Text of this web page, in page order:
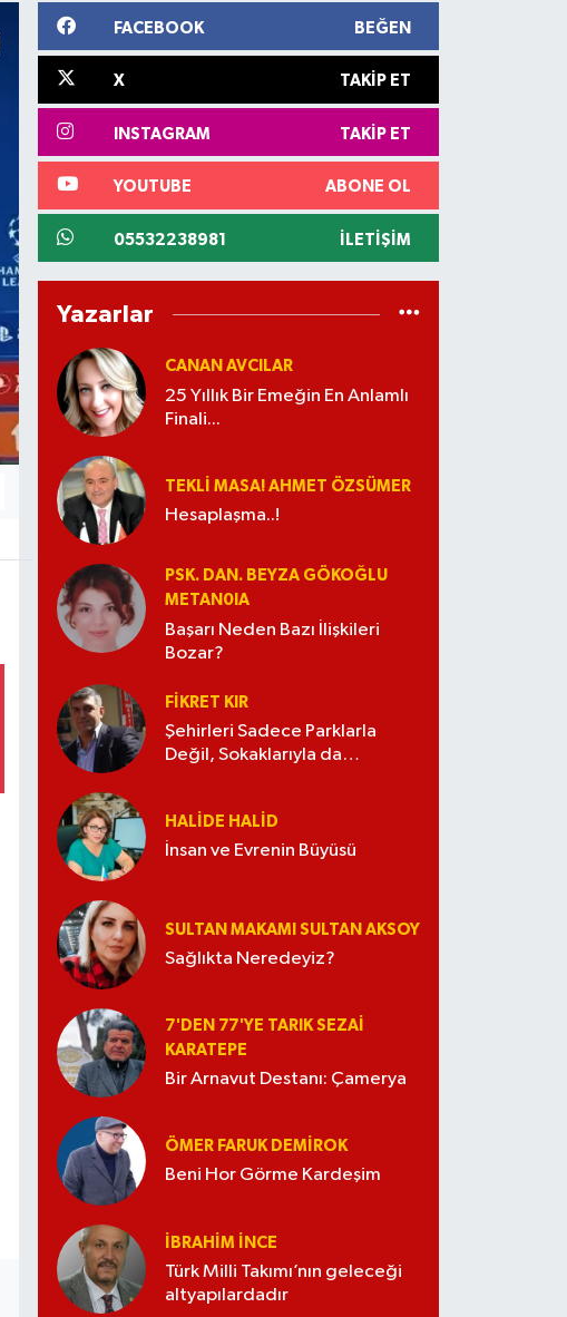
FACEBOOK BEĞEN
X TAKIP ET
INSTAGRAM TAKIP ET
YOUTUBE ABONE OL
05532238981 İLETIŞIM
Yazarlar
CANAN AVCILAR
25 Yıllık Bir Emeğin En Anlamlı
Finali...
TEKLI MASA! AHMET ÖZSÜMER
Hesaplaşma..!
PSK. DAN. BEYZA GÖKOĞLU
METAN0IA
Başarı Neden Bazı İlişkileri
Bozar?
FIKRET KIR
Şehirleri Sadece Parklarla
Değil, Sokaklarıyla da
HALIDE HALID
İnsan ve Evrenin Büyüsü
SULTAN MAKAMI SULTAN AKSOY
Sağlıkta Neredeyiz?
7'DEN 77'YE TARIK SEZAI
KARATEPE
Bir Arnavut Destanı: Çamerya
ÖMER FARUK DEMIROK
Beni Hor Görme Kardeşim
İBRAHIM İNCE
Türk Milli Takımı’nın geleceği
altyapılardadır